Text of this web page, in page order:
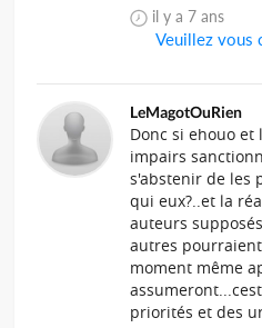
il y a 7 ans
Veuillez vous
LeMagotOuRien
Donc si ehouo et
impairs
s'abstenir de les
qui eux?..et la
auteurs
autres
moment même
priorités et des